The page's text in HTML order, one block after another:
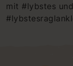
mit #lybstes